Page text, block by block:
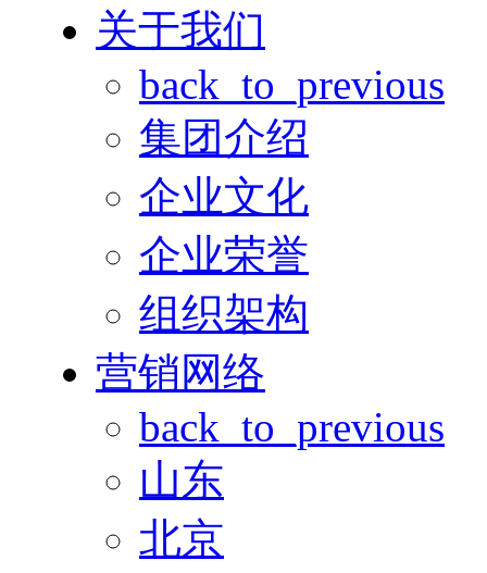
关于我们
back_to_previous
集团介绍
企业文化
企业荣誉
组织架构
营销网络
back_to_previous
山东
北京